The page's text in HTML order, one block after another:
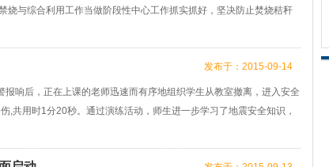
烧与综合利用工作当做阶段性中心工作抓实抓好，坚决防止焚烧秸秆
发布于：2015-09-14
响后，正在上课的老师迅速而有序地组织学生从教室撤离，进入安全
,共用时1分20秒。通过演练活动，师生进一步学习了地震安全知识，